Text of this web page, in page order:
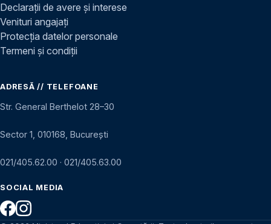
Declarații de avere și interese
Venituri angajați
Protecția datelor personale
Termeni și condiții
ADRESĂ // TELEFOANE
Str. General Berthelot 28–30
Sector 1, 010168, București
021/405.62.00 · 021/405.63.00
SOCIAL MEDIA